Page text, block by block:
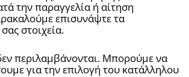
την παραγγελία ή αίτηση
επισυνάψτε τα
στοιχεία.
περιλαμβάνονται. Μπορούμε να
για την επιλογή του κατάλληλου